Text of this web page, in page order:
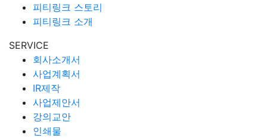
피티링크 스토리
피티링크 소개
SERVICE
회사소개서
사업계획서
IR제작
사업제안서
강의교안
인쇄물